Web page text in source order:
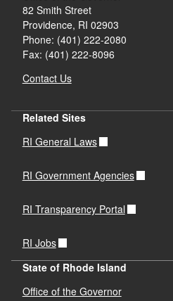
82 Smith Street
Providence, RI 02903
Phone: (401) 222-2080
Fax: (401) 222-8096
Contact Us
Related Sites
RI General Laws
RI Government Agencies
RI Transparency Portal
RI Jobs
State of Rhode Island
Office of the Governor